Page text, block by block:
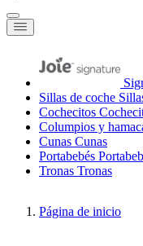
Sillas de coche
Cochecitos
Columpios y
Cunas Cunas
Portabebés
Tronas Tronas
Página de inicio